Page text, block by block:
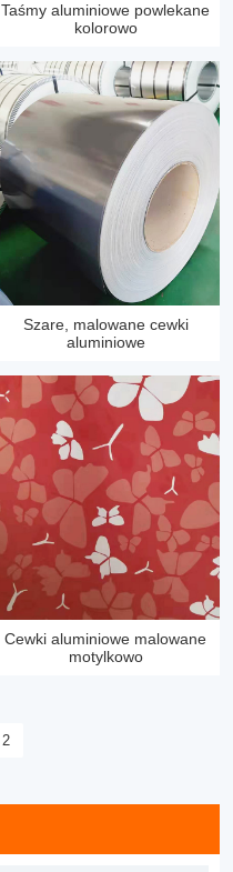
Taśmy aluminiowe powlekane
kolorowo
Szare, malowane cewki
aluminiowe
Cewki aluminiowe malowane
motylkowo
2